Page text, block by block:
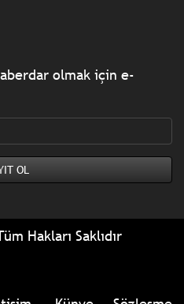
olmak için e-
Hakları Saklıdır